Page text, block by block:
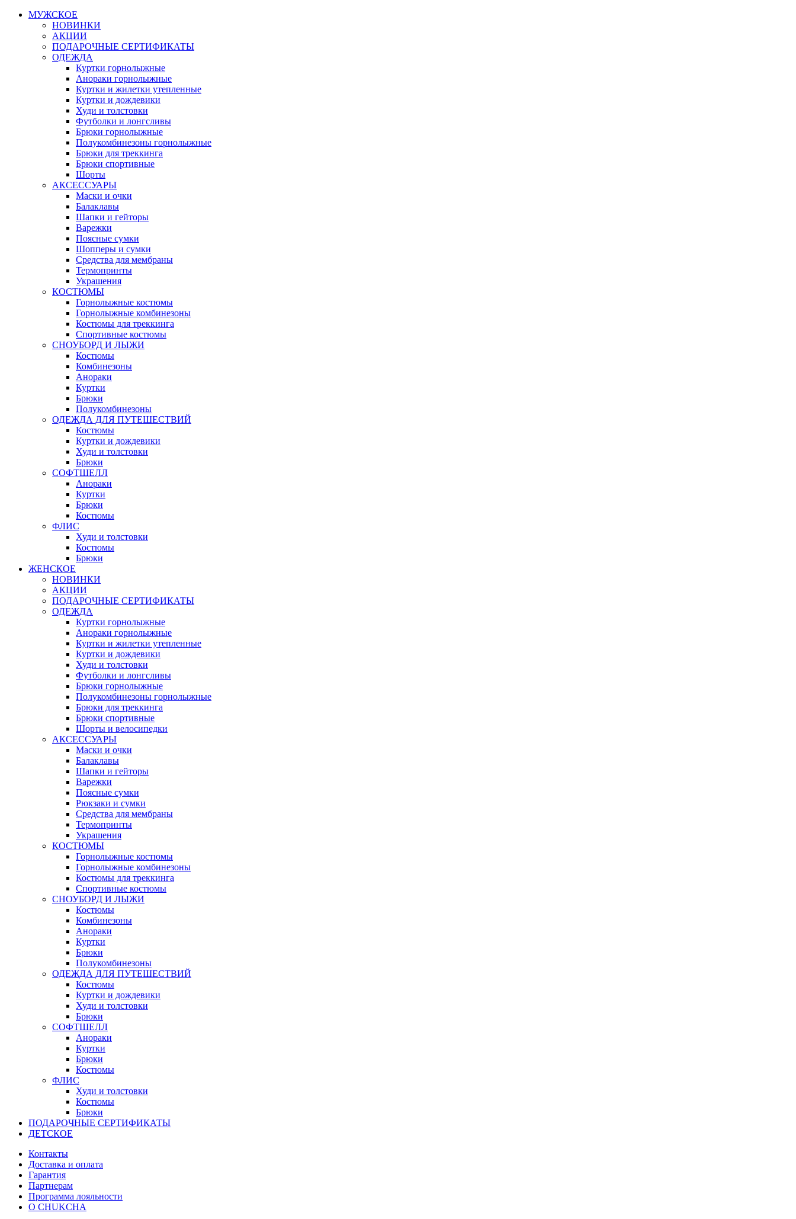
МУЖСКОЕ
НОВИНКИ
АКЦИИ
ПОДАРОЧНЫЕ СЕРТИФИКАТЫ
ОДЕЖДА
Куртки горнолыжные
Анораки горнолыжные
Куртки и жилетки утепленные
Куртки и дождевики
Худи и толстовки
Футболки и лонгсливы
Брюки горнолыжные
Полукомбинезоны горнолыжные
Брюки для треккинга
Брюки спортивные
Шорты
АКСЕССУАРЫ
Маски и очки
Балаклавы
Шапки и гейторы
Варежки
Поясные сумки
Шопперы и сумки
Средства для мембраны
Термопринты
Украшения
КОСТЮМЫ
Горнолыжные костюмы
Горнолыжные комбинезоны
Костюмы для треккинга
Спортивные костюмы
СНОУБОРД И ЛЫЖИ
Костюмы
Комбинезоны
Анораки
Куртки
Брюки
Полукомбинезоны
ОДЕЖДА ДЛЯ ПУТЕШЕСТВИЙ
Костюмы
Куртки и дождевики
Худи и толстовки
Брюки
СОФТШЕЛЛ
Анораки
Куртки
Брюки
Костюмы
ФЛИС
Худи и толстовки
Костюмы
Брюки
ЖЕНСКОЕ
НОВИНКИ
АКЦИИ
ПОДАРОЧНЫЕ СЕРТИФИКАТЫ
ОДЕЖДА
Куртки горнолыжные
Анораки горнолыжные
Куртки и жилетки утепленные
Куртки и дождевики
Худи и толстовки
Футболки и лонгсливы
Брюки горнолыжные
Полукомбинезоны горнолыжные
Брюки для треккинга
Брюки спортивные
Шорты и велосипедки
АКСЕССУАРЫ
Маски и очки
Балаклавы
Шапки и гейторы
Варежки
Поясные сумки
Рюкзаки и сумки
Средства для мембраны
Термопринты
Украшения
КОСТЮМЫ
Горнолыжные костюмы
Горнолыжные комбинезоны
Костюмы для треккинга
Спортивные костюмы
СНОУБОРД И ЛЫЖИ
Костюмы
Комбинезоны
Анораки
Куртки
Брюки
Полукомбинезоны
ОДЕЖДА ДЛЯ ПУТЕШЕСТВИЙ
Костюмы
Куртки и дождевики
Худи и толстовки
Брюки
СОФТШЕЛЛ
Анораки
Куртки
Брюки
Костюмы
ФЛИС
Худи и толстовки
Костюмы
Брюки
ПОДАРОЧНЫЕ СЕРТИФИКАТЫ
ДЕТСКОЕ
Контакты
Доставка и оплата
Гарантия
Партнерам
Программа лояльности
О CHUKCHA